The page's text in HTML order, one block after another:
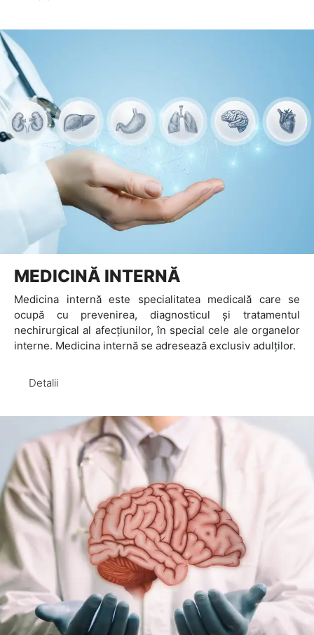
MEDICINĂ INTERNĂ
Medicina internă este specialitatea medicală care se
ocupă cu prevenirea, diagnosticul și tratamentul
nechirurgical al afecțiunilor, în special cele ale organelor
interne. Medicina internă se adresează exclusiv adulților.
Detalii